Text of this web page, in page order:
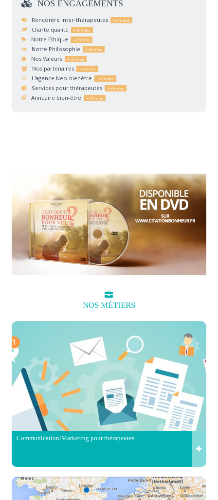
NOS ENGAGEMENTS
Rencontre inter-thérapeutes
Charte qualité
Notre Ethique
Notre Philosophie
Nos Valeurs
Nos partenaires
L'agence Neo-bienêtre
Services pour thérapeutes
Annuaire bien-être
NOS MÉTIERS
Communication/Marketing pour thérapeutes